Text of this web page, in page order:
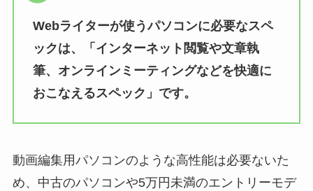
Webライターが使うパソコンに必要なスペ
ックは、「インターネット閲覧や文章執
筆、オンラインミーティングなどを快適に
おこなえるスペック」です。
動画編集用パソコンのような高性能は必要ないた
め、中古のパソコンや5万円未満のエントリーモデ